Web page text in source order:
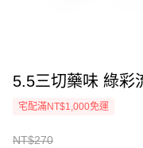
5.5三切藥味 綠彩
宅配滿NT$1,000免運
NT$270